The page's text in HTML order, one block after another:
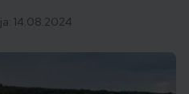
14.08.2024